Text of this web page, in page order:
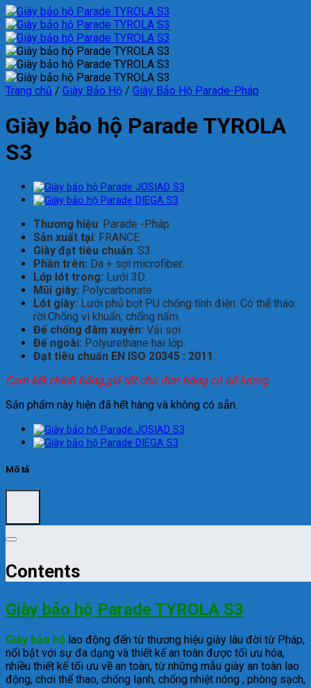
Trang chủ / Giày Bảo Hộ / Giày Bảo Hộ Parade-Pháp
Giày bảo hộ Parade TYROLA
S3
Thương hiệu: Parade -Pháp
Sản xuất tại: FRANCE
Giày đạt tiêu chuẩn: S3
Phần trên: Da + sợi microfiber.
Lớp lót trong: Lưới 3D.
Mũi giày: Polycarbonate.
Lót giày: Lưới phủ bọt PU chống tĩnh điện. Có thể tháo
rời.Chống vi khuẩn, chống nấm.
Đế chống đâm xuyên: Vải sợi.
Đế ngoài: Polyurethane hai lớp.
Đạt tiêu chuẩn EN ISO 20345 : 2011.
Cam kết chính hãng,giá tốt cho đơn hàng có số lượng
Sản phẩm này hiện đã hết hàng và không có sẵn.
Mô tả
Contents
Giày bảo hộ Parade TYROLA S3
Giày bảo hộ lao động đến từ thương hiệu giày lâu đời từ Pháp,
nổi bật với sự đa dạng và thiết kế an toàn được tối ưu hóa,
nhiều thiết kế tối ưu về an toàn, từ những mẫu giày an toàn lao
động, chơi thể thao, chống lạnh, chống nhiệt nóng , phòng sạch,